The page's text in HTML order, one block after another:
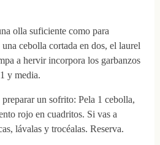
olla suficiente como para
cebolla cortada en dos, el laurel
a hervir incorpora los garbanzos
y media.
un sofrito: Pela 1 cebolla,
rojo en cuadritos. Si vas a
lávalas y trocéalas. Reserva.